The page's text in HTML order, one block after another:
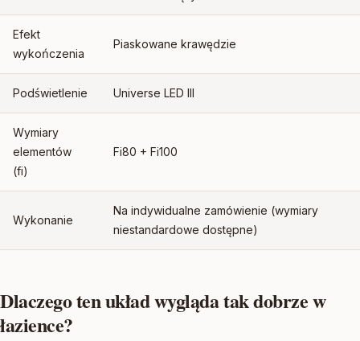
Efekt
wykończenia
Piaskowane krawędzie
Podświetlenie Universe LED III
Wymiary
elementów
(fi)
Fi80 + Fi100
Wykonanie
Na indywidualne zamówienie (wymiary
niestandardowe dostępne)
Dlaczego ten układ wygląda tak dobrze w
łazience?